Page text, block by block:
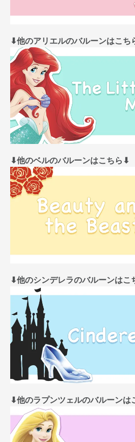
⬇︎他のアリエルのバルーンはこち
⬇︎他のベルのバルーンはこちら⬇︎
⬇︎他のシンデレラのバルーンはこ
⬇︎他のラプンツェルのバルーンは